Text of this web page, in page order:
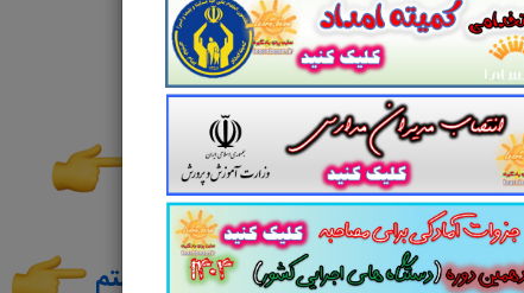
لینک دانلود
معلم مطالعات اجتماعیپایه هفتم
معلم مطالعات اجتماعیپایه هشتم